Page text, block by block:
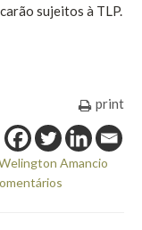
sujeitos à TLP.
print
Amancio